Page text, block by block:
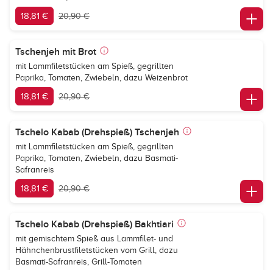
18,81 € 20,90 €
Tschenjeh mit Brot
mit Lammfiletstücken am Spieß, gegrillten
Paprika, Tomaten, Zwiebeln, dazu Weizenbrot
18,81 € 20,90 €
Tschelo Kabab (Drehspieß) Tschenjeh
mit Lammfiletstücken am Spieß, gegrillten
Paprika, Tomaten, Zwiebeln, dazu Basmati-
Safranreis
18,81 € 20,90 €
Tschelo Kabab (Drehspieß) Bakhtiari
mit gemischtem Spieß aus Lammfilet- und
Hähnchenbrustfiletstücken vom Grill, dazu
Basmati-Safranreis, Grill-Tomaten